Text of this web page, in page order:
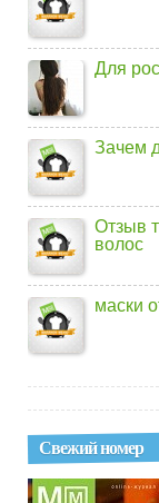
Для
Зачем
Отзыв
волос
маски
Свежий номер